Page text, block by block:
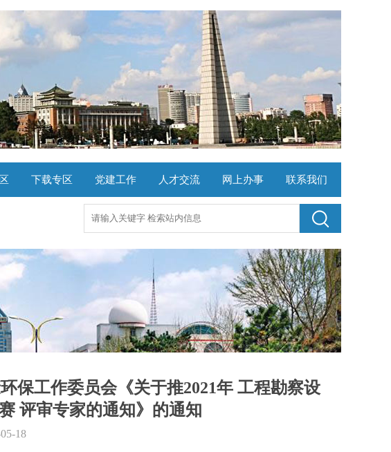
下载专区 党建工作 人才交流 网上办事 联系我们
保工作委员会《关于推2021年 工程勘察设
评审专家的通知》的通知
18